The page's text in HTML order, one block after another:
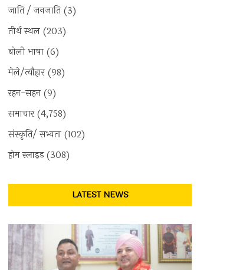
जाति / जनजाति(3)
तीर्थ स्थल (203)
बोली भाषा (6)
मेले/त्यौहार(98)
रहन-सहन (9)
समाचार(4,758)
संस्कृति/ सभ्यता (102)
होम स्लाइड(308)
LATEST NEWS